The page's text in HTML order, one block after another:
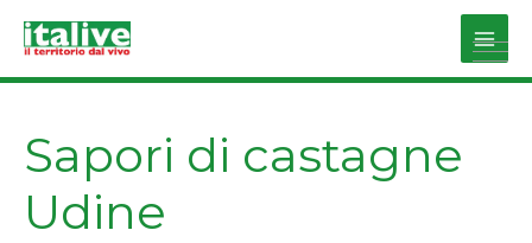
Main
Sapori di castagne
Udine